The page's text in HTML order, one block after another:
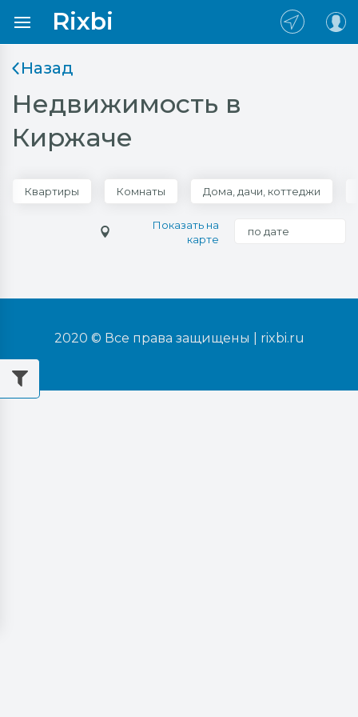
Rixbi
Назад
Недвижимость в
Киржаче
Квартиры Комнаты Дома, дачи, коттеджи
Показать на
карте
по дате
2020 © Все права защищены | rixbi.ru